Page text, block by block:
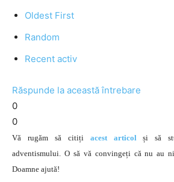
Oldest First
Random
Recent activ
Răspunde la această întrebare
0
0
Vă rugăm să citiți acest articolși să
adventismului. O să vă convingeți că nu au
Doamne ajută!